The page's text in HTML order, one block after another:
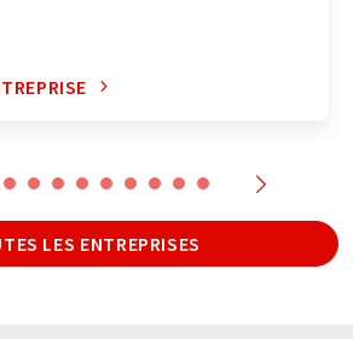
LES ENTREPRISES